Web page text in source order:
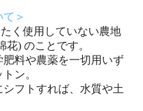
＞
く使用していない農地
) のことです。
料や農薬を一切用いず
ン。
フトすれば、水質や土